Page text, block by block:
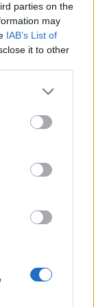
parties on the
may
IAB’s List of
it to other
more Google
may click to
tags to
below Google